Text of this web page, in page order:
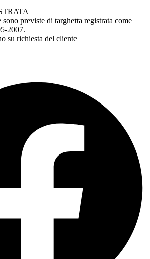
previste di targhetta registrata come
2007.
su richiesta del cliente